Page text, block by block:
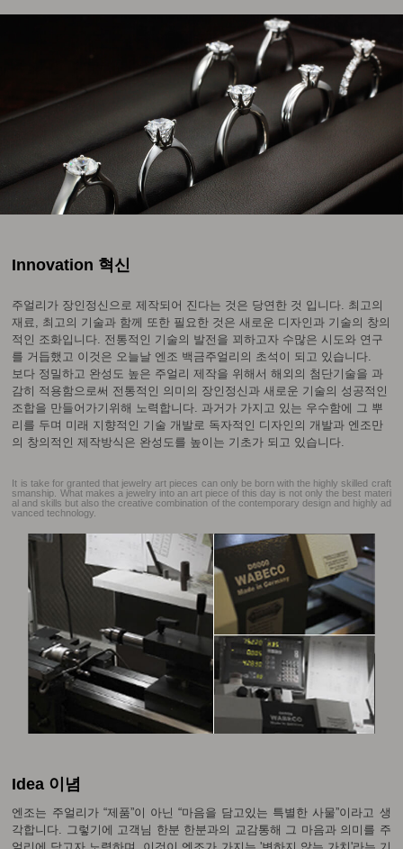
Innovation 혁신
주얼리가 장인정신으로 제작되어 진다는 것은 당연한 것 입니다. 최고의
재료, 최고의 기술과 함께 또한 필요한 것은 새로운 디자인과 기술의 창의
적인 조화입니다. 전통적인 기술의 발전을 꾀하고자 수많은 시도와 연구
를 거듭했고 이것은 오늘날 엔조 백금주얼리의 초석이 되고 있습니다.
보다 정밀하고 완성도 높은 주얼리 제작을 위해서 해외의 첨단기술을 과
감히 적용함으로써 전통적인 의미의 장인정신과 새로운 기술의 성공적인
조합을 만들어가기위해 노력합니다. 과거가 가지고 있는 우수함에 그 뿌
리를 두며 미래 지향적인 기술 개발로 독자적인 디자인의 개발과 엔조만
의 창의적인 제작방식은 완성도를 높이는 기초가 되고 있습니다.
It is take for granted that jewelry art pieces can only be born with the highly skilled craft
smanship. What makes a jewelry into an art piece of this day is not only the best materi
al and skills but also the creative combination of the contemporary design and highly ad
vanced technology.
Idea 이념
엔조는 주얼리가 “제품”이 아닌 “마음을 담고있는 특별한 사물”이라고 생
각합니다. 그렇기에 고객님 한분 한분과의 교감통해 그 마음과 의미를 주